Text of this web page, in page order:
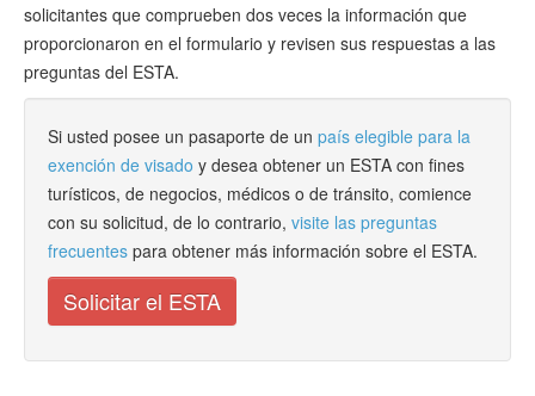
solicitantes que comprueben dos veces la información que
proporcionaron en el formulario y revisen sus respuestas a las
preguntas del ESTA.
Si usted posee un pasaporte de un país elegible para la
exención de visado y desea obtener un ESTA con fines
turísticos, de negocios, médicos o de tránsito, comience
con su solicitud, de lo contrario, visite las preguntas
frecuentes para obtener más información sobre el ESTA.
Solicitar el ESTA